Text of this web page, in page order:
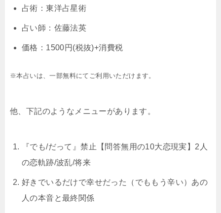
占術：東洋占星術
占い師：佐藤法英
価格：1500円(税抜)+消費税
※本占いは、一部無料にてご利用いただけます。
他、下記のようなメニューがあります。
『でも/だって』禁止【問答無用の10大恋現実】2人
の恋軌跡/波乱/将来
好きでいるだけで幸せだった（でももう辛い）あの
人の本音と最終関係